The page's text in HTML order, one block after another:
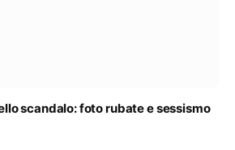
scandalo: foto rubate e sessismo